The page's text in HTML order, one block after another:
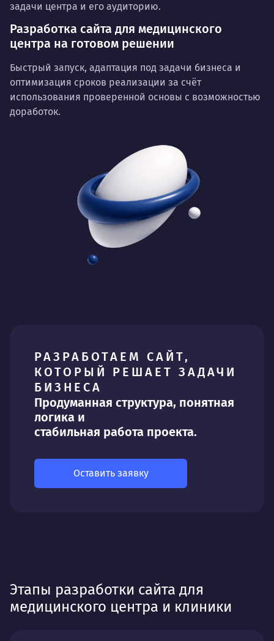
задачи центра и его аудиторию.
Разработка сайта для медицинского
центра на готовом решении
Быстрый запуск, адаптация под задачи бизнеса и
оптимизация сроков реализации за счёт
использования проверенной основы с возможностью
доработок.
РАЗРАБОТАЕМ САЙТ,
КОТОРЫЙ РЕШАЕТ ЗАДАЧИ
БИЗНЕСА
Продуманная структура, понятная
логика и
стабильная работа проекта.
Оставить заявку
Этапы разработки сайта для
медицинского центра и клиники